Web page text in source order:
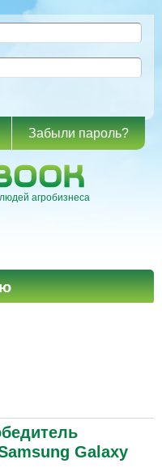
Забыли пароль?
агробизнеса
Galaxy